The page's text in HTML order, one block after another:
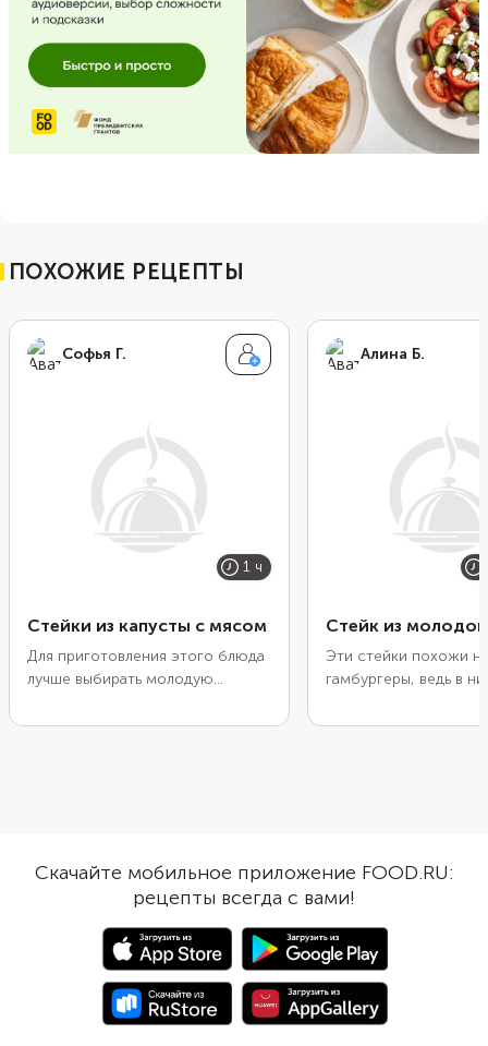
ПОХОЖИЕ РЕЦЕПТЫ
Софья Г.
1 ч
Стейки из капусты с мясом
Для приготовления этого блюда
лучше выбирать молодую
нежными листьями. Впрочем, из
отправьте запекаться. По вкусу
готовые стейки из капусты будут
похожи на ленивые голубцы, но
их гораздо легче приготовить.
Алина Б.
Стейк из
Эти стейки похожи на
гамбургеры, ведь в
фарша, и кружочки
тонко его нарезать.
кусков должна быть
см. Запеките
мясом и томатами
до мягкости, а затем
тертым сыром и
духовке до
Скачайте мобильное приложение FOOD.RU:
рецепты всегда с вами!